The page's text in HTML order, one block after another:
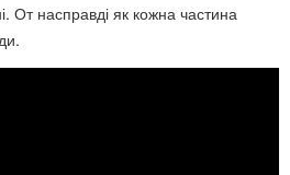
От насправді як кожна частина